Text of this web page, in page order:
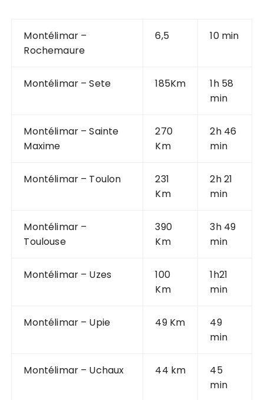
Montélimar –
Rochemaure
6,5 10 min
Montélimar – Sete 185Km
1h 58
min
Montélimar – Sainte
Maxime
270
Km
2h 46
min
Montélimar – Toulon
231
Km
2h 21
min
Montélimar –
Toulouse
390
Km
3h 49
min
Montélimar – Uzes
100
Km
1h21
min
Montélimar – Upie 49 Km
49
min
Montélimar – Uchaux 44 km
45
min